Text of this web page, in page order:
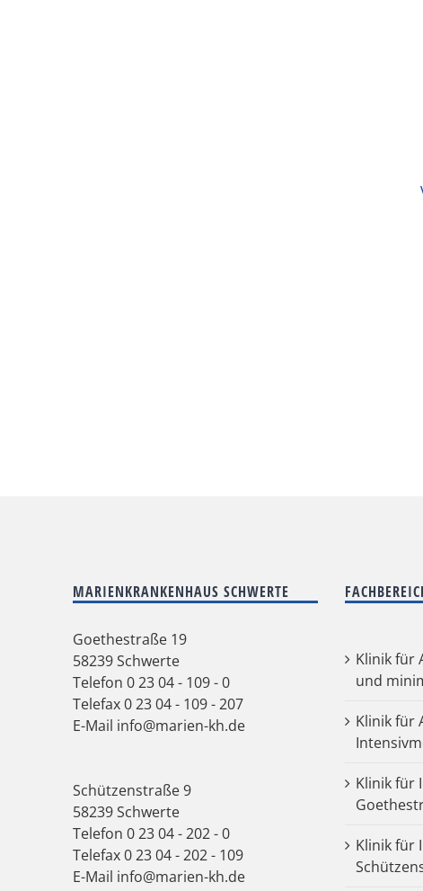
MARIENKRANKENHAUS SCHWERTE
Goethestraße 19
58239 Schwerte
Telefon0 23 04 - 109 - 0
Telefax 0 23 04 - 109 - 207
E-Mail info@marien-kh.de
Schützenstraße 9
58239 Schwerte
Telefon0 23 04 - 202 - 0
Telefax 0 23 04 - 202 - 109
E-Mail info@marien-kh.de
Klinik für
und
Klinik für
Klinik für
Klinik für